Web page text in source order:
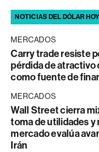
NOTICIAS DEL DÓLAR HOY
MERCADOS
Carry trade resiste
pérdida de atractivo
como fuente de
MERCADOS
Wall Street cierra
toma de utilidades y
mercado evalúa
Irán